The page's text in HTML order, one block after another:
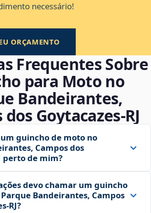
necessário!
ORÇAMENTO
Frequentes Sobre
para Moto no
Bandeirantes,
Goytacazes‑RJ
guincho de moto no
Campos dos
perto de mim?
devo chamar um guincho
Bandeirantes, Campos